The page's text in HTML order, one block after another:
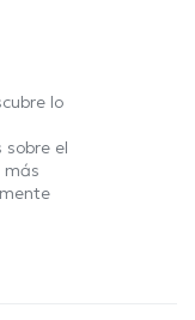
lo
sobre el
más